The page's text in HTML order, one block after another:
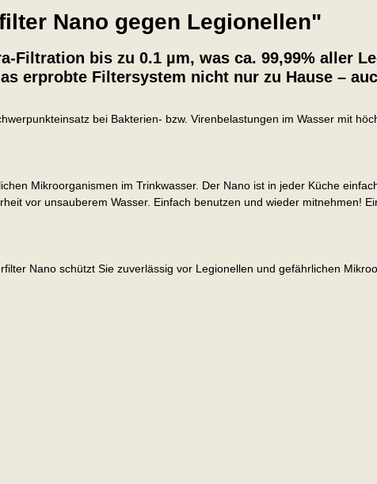
Nano gegen Legionellen"
Filtration bis zu 0.1 µm, was ca. 99,99% aller
erprobte Filtersystem nicht nur zu Hause –
bei Bakterien- bzw. Virenbelastungen im Wasser mit
Mikroorganismen im Trinkwasser. Der Nano ist in jeder Küche
vor unsauberem Wasser. Einfach benutzen und wieder mitnehmen!
Nano schützt Sie zuverlässig vor Legionellen und gefährlichen